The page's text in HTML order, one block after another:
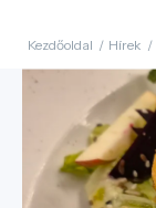
Kezdőoldal / Hírek /